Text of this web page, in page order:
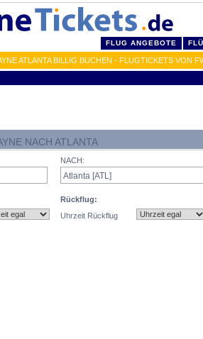
FLUG ANGEBOTE
ATLANTA BILLIG BUCHEN - FLUGTICKETS VON
NACH ATLANTA
NACH:
Rückflug:
Uhrzeit Rückflug